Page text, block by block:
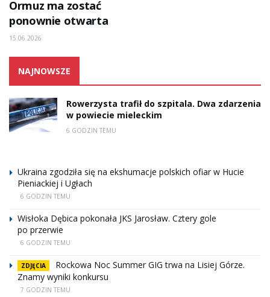
Ormuz ma zostać
ponownie otwarta
15.06.2026
NAJNOWSZE
Rowerzysta trafił do szpitala. Dwa zdarzenia
w powiecie mieleckim
6 GODZIN TEMU
Ukraina zgodziła się na ekshumacje polskich ofiar w Hucie
Pieniackiej i Ugłach
6 GODZIN TEMU
Wisłoka Dębica pokonała JKS Jarosław. Cztery gole
po przerwie
6 GODZIN TEMU
ZDJĘCIA
Rockowa Noc Summer GIG trwa na Lisiej Górze.
Znamy wyniki konkursu
7 GODZIN TEMU